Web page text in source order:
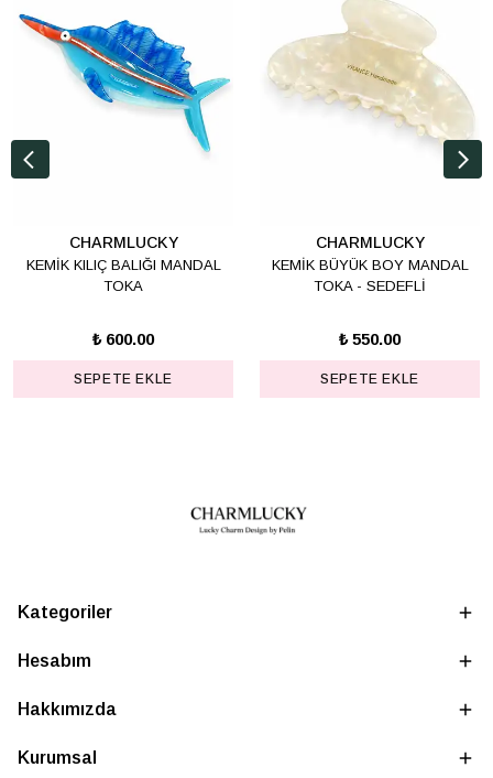
CHARMLUCKY
KEMİK KILIÇ BALIĞI MANDAL
TOKA
₺ 600.00
SEPETE EKLE
CHARMLUCKY
KEMİK BÜYÜK BOY MANDAL
TOKA - SEDEFLİ
₺ 550.00
SEPETE EKLE
Kategoriler
Hesabım
Hakkımızda
Kurumsal